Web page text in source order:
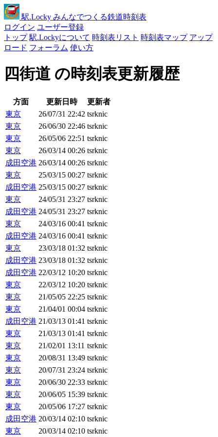
駅.Locky みんなでつくる鉄道時刻表
ログイン ユーザー登録
トップ 駅.Lockyについて 時刻表リスト 時刻表マップ アップ
ロード フォーラム 使い方
四街道 の時刻表更新履歴
方面 更新日時
更新者
東京
26/07/31 22:42 tsrknic
東京
26/06/30 22:46 tsrknic
東京
26/05/06 22:51 tsrknic
東京
26/03/14 00:26 tsrknic
成田空港 26/03/14 00:26 tsrknic
東京
25/03/15 00:27 tsrknic
成田空港 25/03/15 00:27 tsrknic
東京
24/05/31 23:27 tsrknic
成田空港 24/05/31 23:27 tsrknic
東京
24/03/16 00:41 tsrknic
成田空港 24/03/16 00:41 tsrknic
東京
23/03/18 01:32 tsrknic
成田空港 23/03/18 01:32 tsrknic
成田空港 22/03/12 10:20 tsrknic
東京
22/03/12 10:20 tsrknic
東京
21/05/05 22:25 tsrknic
東京
21/04/01 00:04 tsrknic
成田空港 21/03/13 01:41 tsrknic
東京
21/03/13 01:41 tsrknic
東京
21/02/01 13:11 tsrknic
東京
20/08/31 13:49 tsrknic
東京
20/07/31 23:24 tsrknic
東京
20/06/30 22:33 tsrknic
東京
20/06/05 15:39 tsrknic
東京
20/05/06 17:27 tsrknic
成田空港 20/03/14 02:10 tsrknic
東京
20/03/14 02:10 tsrknic